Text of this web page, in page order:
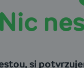
Nic
si